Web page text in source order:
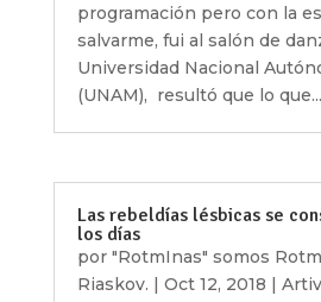
programación pero con la
salvarme, fui al salón de
Universidad Nacional
(UNAM), resultó que lo que...
Las rebeldías lésbicas se
los días
por "RotmInas" somos
Riaskov. | Oct 12, 2018 |